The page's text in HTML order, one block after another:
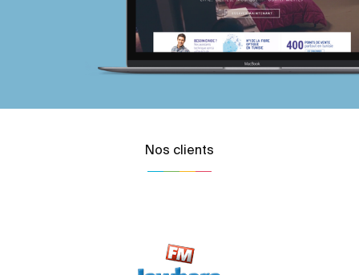
Nos clients